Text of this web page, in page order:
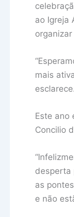
ao Igreja
mais
Este ano
Concilio
desperta
as
e não